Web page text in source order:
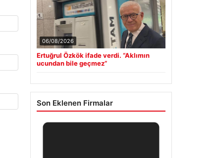
06/08/2026
Ertuğrul Özkök ifade verdi. “Aklımın
ucundan bile geçmez”
Son Eklenen Firmalar